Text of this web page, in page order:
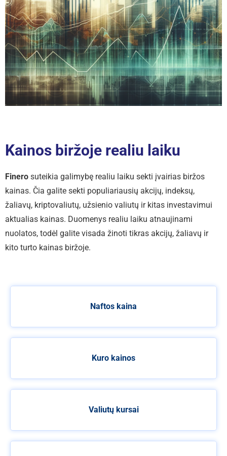
Kainos biržoje realiu laiku
Finero suteikia galimybę realiu laiku sekti įvairias biržos
kainas. Čia galite sekti populiariausių akcijų, indeksų,
žaliavų, kriptovaliutų, užsienio valiutų ir kitas investavimui
aktualias kainas. Duomenys realiu laiku atnaujinami
nuolatos, todėl galite visada žinoti tikras akcijų, žaliavų ir
kito turto kainas biržoje.
Naftos kaina
Kuro kainos
Valiutų kursai